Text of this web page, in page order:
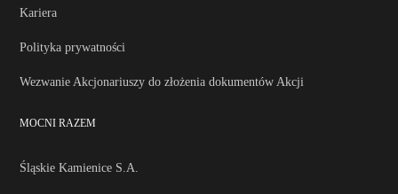
Kariera
Polityka prywatności
Wezwanie Akcjonariuszy do złożenia dokumentów Akcji
MOCNI RAZEM
Śląskie Kamienice S.A.